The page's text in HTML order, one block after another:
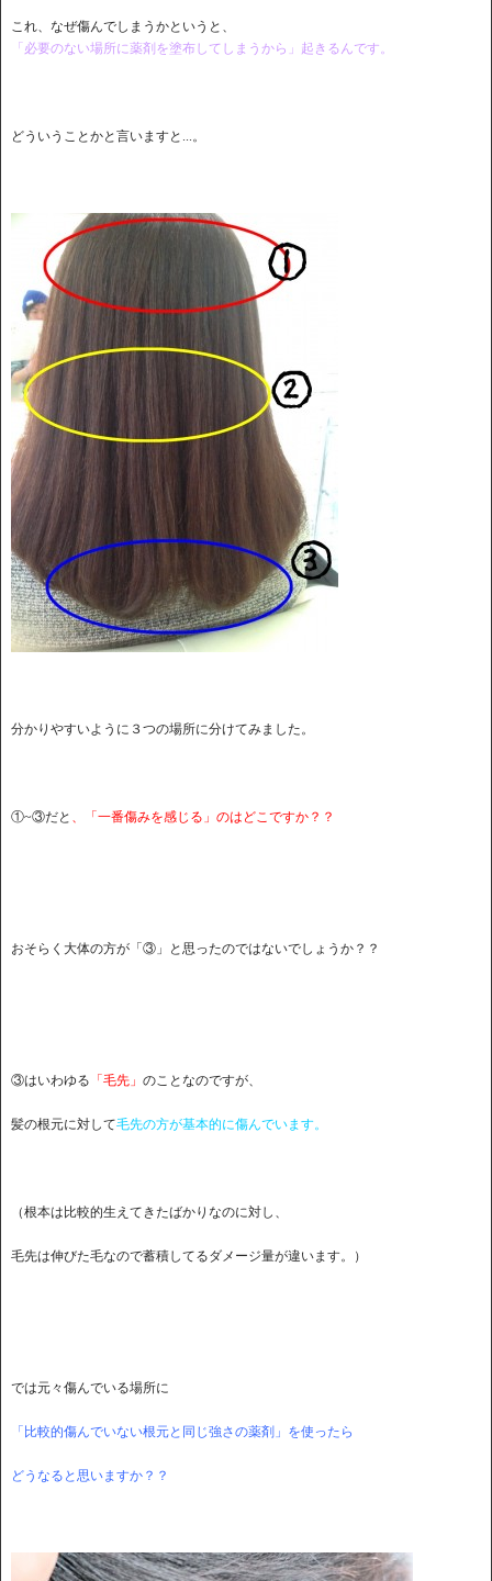
これ、なぜ傷んでしまうかというと、
「必要のない場所に薬剤を塗布してしまうから」起きるんです。
どういうことかと言いますと...。
分かりやすいように３つの場所に分けてみました。
①~③だと 、「一番傷みを感じる」のはどこですか？？
おそらく大体の方が「③」と思ったのではないでしょうか？？
③はいわゆる 「毛先」 のことなのですが、
髪の根元に対して毛先の方が基本的に傷んでいます。
（根本は比較的生えてきたばかりなのに対し、
毛先は伸びた毛なので蓄積してるダメージ量が違います。）
では元々傷んでいる場所に
「比較的傷んでいない根元と同じ強さの薬剤」を使ったら
どうなると思いますか？？